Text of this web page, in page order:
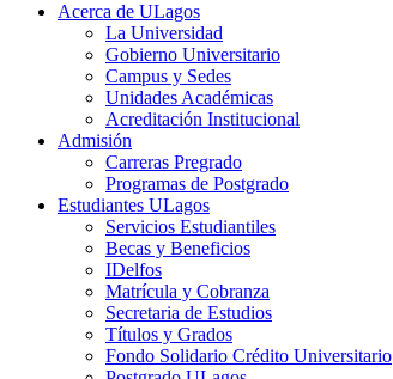
Acerca de ULagos
La Universidad
Gobierno Universitario
Campus y Sedes
Unidades Académicas
Acreditación Institucional
Admisión
Carreras Pregrado
Programas de Postgrado
Estudiantes ULagos
Servicios Estudiantiles
Becas y Beneficios
IDelfos
Matrícula y Cobranza
Secretaria de Estudios
Títulos y Grados
Fondo Solidario Crédito Universitario